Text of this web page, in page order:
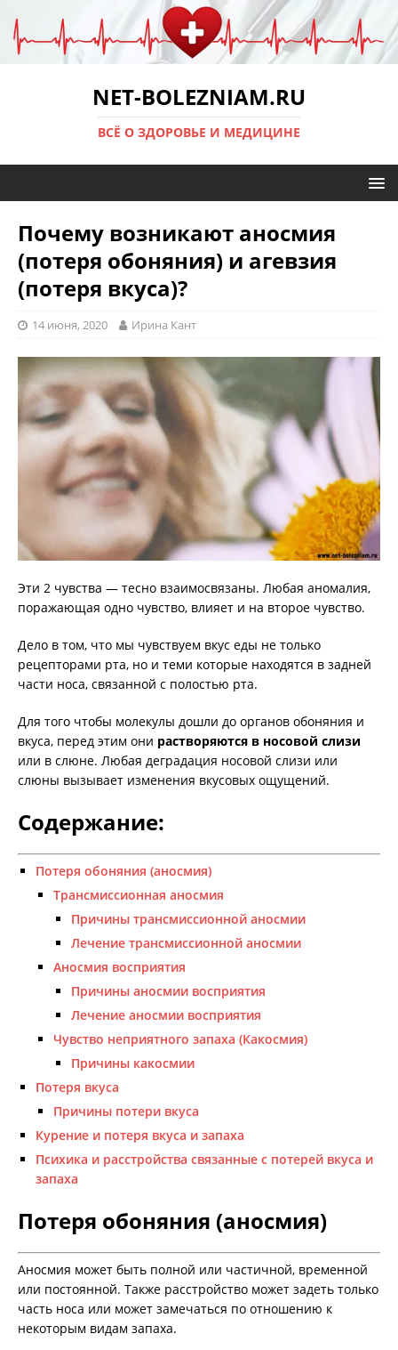
NET-BOLEZNIAM.RU
ВСЁ О ЗДОРОВЬЕ И МЕДИЦИНЕ
Почему возникают аносмия
(потеря обоняния) и агевзия
(потеря вкуса)?
14 июня, 2020 Ирина Кант
Эти 2 чувства — тесно взаимосвязаны. Любая аномалия,
поражающая одно чувство, влияет и на второе чувство.
Дело в том, что мы чувствуем вкус еды не только
рецепторами рта, но и теми которые находятся в задней
части носа, связанной с полостью рта.
Для того чтобы молекулы дошли до органов обоняния и
вкуса, перед этим они растворяются в носовой слизи
или в слюне. Любая деградация носовой слизи или
слюны вызывает изменения вкусовых ощущений.
Содержание:
Потеря обоняния (аносмия)
Трансмиссионная аносмия
Причины трансмиссионной аносмии
Лечение трансмиссионной аносмии
Аносмия восприятия
Причины аносмии восприятия
Лечение аносмии восприятия
Чувство неприятного запаха (Какосмия)
Причины какосмии
Потеря вкуса
Причины потери вкуса
Курение и потеря вкуса и запаха
Психика и расстройства связанные с потерей вкуса и
запаха
Потеря обоняния (аносмия)
Аносмия может быть полной или частичной, временной
или постоянной. Также расстройство может задеть только
часть носа или может замечаться по отношению к
некоторым видам запаха.